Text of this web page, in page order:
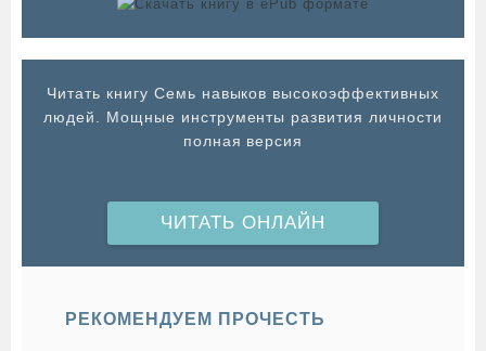
Читать книгу Семь навыков высокоэффективных
людей. Мощные инструменты развития личности
полная версия
ЧИТАТЬ ОНЛАЙН
РЕКОМЕНДУЕМ ПРОЧЕСТЬ